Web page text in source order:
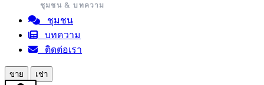
ชุมชน & บทความ
ชุมชน
บทความ
ติดต่อเรา
ขาย เช่า